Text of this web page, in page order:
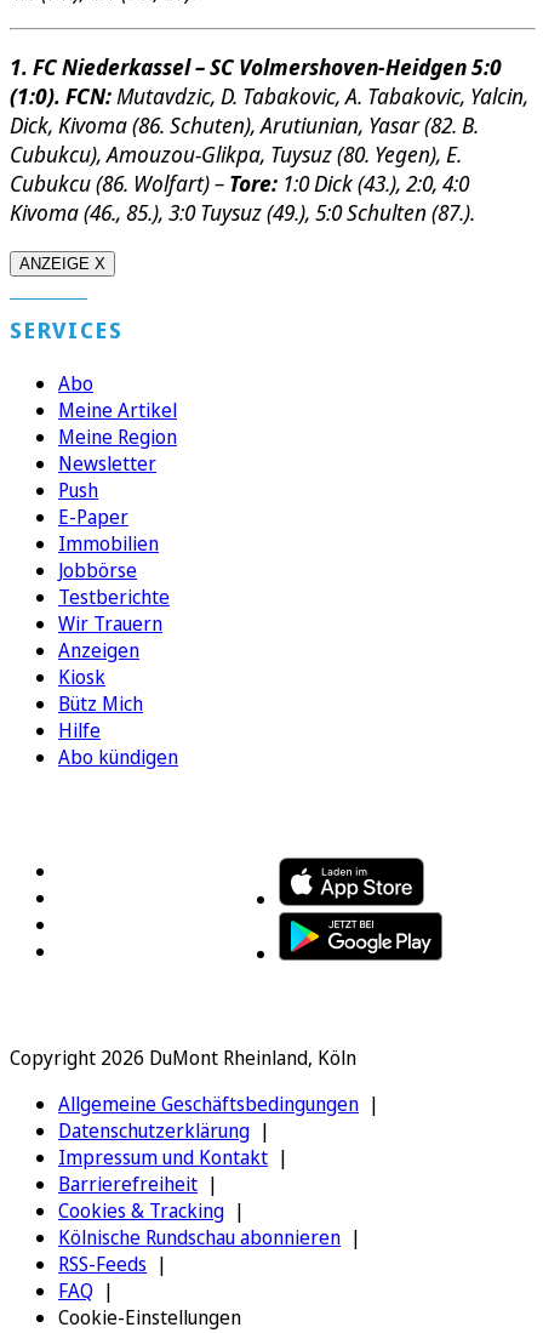
1. FC Niederkassel – SC Volmershoven-Heidgen 5:0
(1:0). FCN:Mutavdzic, D. Tabakovic, A. Tabakovic, Yalcin,
Dick, Kivoma (86. Schuten), Arutiunian, Yasar (82. B.
Cubukcu), Amouzou-Glikpa, Tuysuz (80. Yegen), E.
Cubukcu (86. Wolfart) – Tore: 1:0 Dick (43.), 2:0, 4:0
Kivoma (46., 85.), 3:0 Tuysuz (49.), 5:0 Schulten (87.).
ANZEIGE X
SERVICES
Abo
Meine Artikel
Meine Region
Newsletter
Push
E-Paper
Immobilien
Jobbörse
Testberichte
Wir Trauern
Anzeigen
Kiosk
Bütz Mich
Hilfe
Abo kündigen
Copyright 2026 DuMont Rheinland, Köln
Allgemeine Geschäftsbedingungen
Datenschutzerklärung
Impressum und Kontakt
Barrierefreiheit
Cookies & Tracking
Kölnische Rundschau abonnieren
RSS-Feeds
FAQ
Cookie-Einstellungen